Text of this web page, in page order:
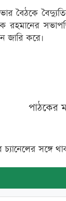
বৈঠকে
রহমানের
জারি করে।
পাঠকের
সঙ্গে